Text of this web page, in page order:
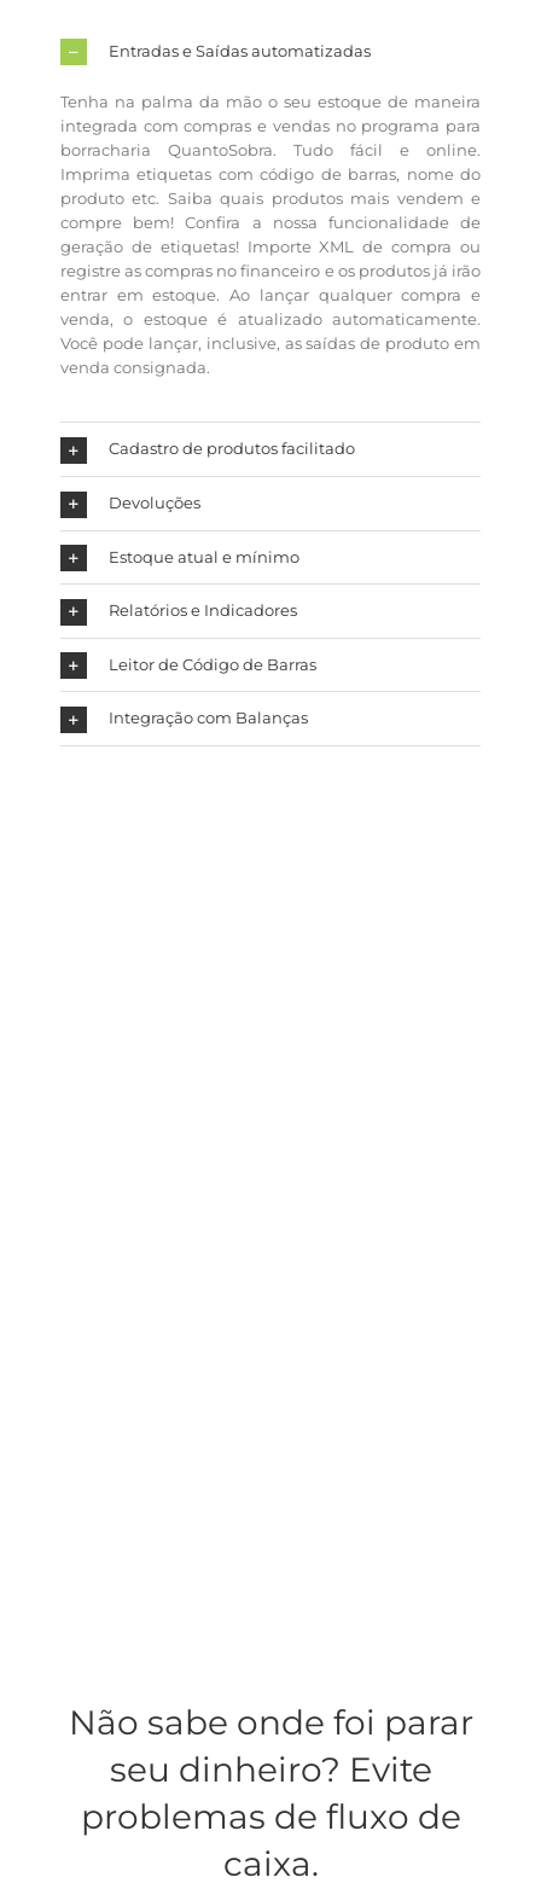
Entradas e Saídas automatizadas
Tenha na palma da mão o seu estoque de maneira
integrada com compras e vendas no programa para
borracharia QuantoSobra. Tudo fácil e online.
Imprima etiquetas com código de barras, nome do
produto etc. Saiba quais produtos mais vendem e
compre bem! Confira a nossa funcionalidade de
geração de etiquetas! Importe XML de compra ou
registre as compras no financeiro e os produtos já irão
entrar em estoque. Ao lançar qualquer compra e
venda, o estoque é atualizado automaticamente.
Você pode lançar, inclusive, as saídas de produto em
venda consignada.
Cadastro de produtos facilitado
Devoluções
Estoque atual e mínimo
Relatórios e Indicadores
Leitor de Código de Barras
Integração com Balanças
Não sabe onde foi parar
seu dinheiro? Evite
problemas de fluxo de
caixa.